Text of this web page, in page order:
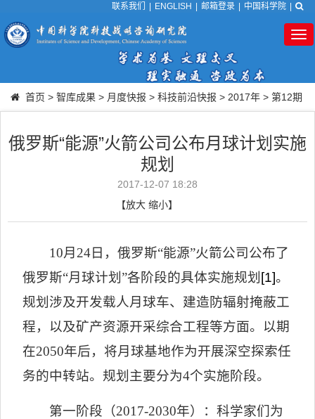
联系我们 ENGLISH 邮箱登录 中国科学院
首页 > 智库成果 > 月度快报 > 科技前沿快报 > 2017年 > 第12期
俄罗斯“能源”火箭公司公布月球计划实施
规划
2017-12-07 18:28
【放大 缩小】
10月 24日，俄罗斯“能源”火箭公司公布了
俄罗斯“月球计划”各阶段的具体实施规划 [1]。
规划涉及开发载人月球车、建造防辐射掩蔽工
程，以及矿产资源开采综合工程等方面。以期
在2050年后，将月球基地作为开展深空探索任
务的中转站。规划主要分为4个实施阶段。
第一阶段（2017-2030年）：科学家们为